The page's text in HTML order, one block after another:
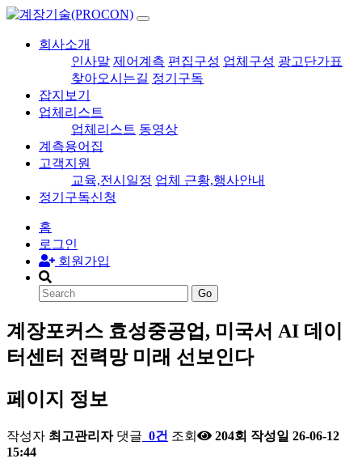
회사소개
인사말 제어계측 편집구성 업체구성 광고단가표
찾아오시는길 정기구독
잡지보기
업체리스트
업체리스트 동영상
계측용어집
고객지원
교육,전시일정 업체 근황,행사안내
정기구독신청
홈
로그인
회원가입
Go
계장포커스 효성중공업, 미국서 AI 데이
터센터 전력망 미래 선보인다
페이지 정보
작성자 최고관리자 댓글 0건 조회 204회 작성일 26-06-12
15:44